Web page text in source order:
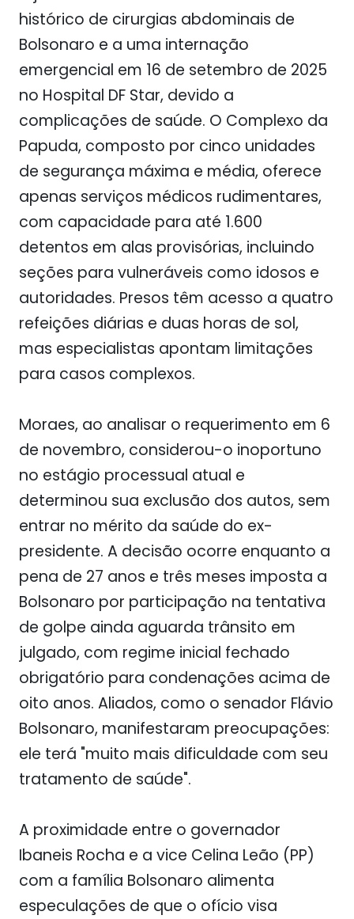
histórico de cirurgias abdominais de
Bolsonaro e a uma internação
emergencial em 16 de setembro de 2025
no Hospital DF Star, devido a
complicações de saúde. O Complexo da
Papuda, composto por cinco unidades
de segurança máxima e média, oferece
apenas serviços médicos rudimentares,
com capacidade para até 1.600
detentos em alas provisórias, incluindo
seções para vulneráveis como idosos e
autoridades. Presos têm acesso a quatro
refeições diárias e duas horas de sol,
mas especialistas apontam limitações
para casos complexos.
Moraes, ao analisar o requerimento em 6
de novembro, considerou-o inoportuno
no estágio processual atual e
determinou sua exclusão dos autos, sem
entrar no mérito da saúde do ex-
presidente. A decisão ocorre enquanto a
pena de 27 anos e três meses imposta a
Bolsonaro por participação na tentativa
de golpe ainda aguarda trânsito em
julgado, com regime inicial fechado
obrigatório para condenações acima de
oito anos. Aliados, como o senador Flávio
Bolsonaro, manifestaram preocupações:
ele terá "muito mais dificuldade com seu
tratamento de saúde".
A proximidade entre o governador
Ibaneis Rocha e a vice Celina Leão (PP)
com a família Bolsonaro alimenta
especulações de que o ofício visa